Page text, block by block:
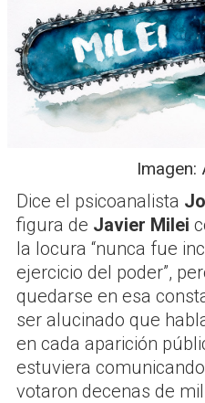
Imagen:
Dice el psicoanalista
figura de Javier Milei
la locura “nunca fue
ejercicio del poder”,
quedarse en esa
ser alucinado que
en cada aparición
estuviera
votaron decenas de